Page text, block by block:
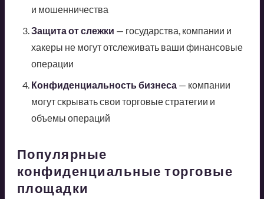
и мошенничества
Защита от слежки — государства, компании и
хакеры не могут отслеживать ваши финансовые
операции
Конфиденциальность бизнеса — компании
могут скрывать свои торговые стратегии и
объемы операций
Популярные
конфиденциальные торговые
площадки